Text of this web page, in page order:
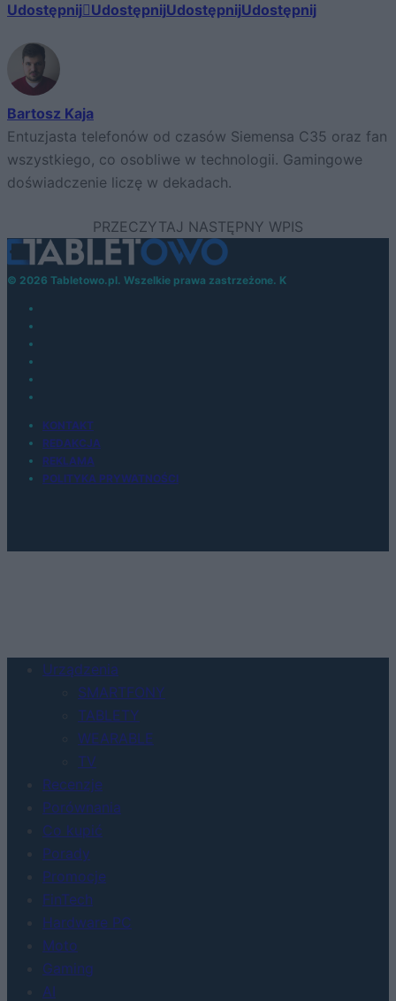
Udostępnij UdostępnijUdostępnijUdostępnij
Bartosz Kaja
Entuzjasta telefonów od czasów Siemensa C35 oraz fan
wszystkiego, co osobliwe w technologii. Gamingowe
doświadczenie liczę w dekadach.
© 2026 Tabletowo.pl. Wszelkie prawa zastrzeżone. K
KONTAKT
REDAKCJA
REKLAMA
POLITYKA PRYWATNOŚCI
Urządzenia
SMARTFONY
TABLETY
WEARABLE
TV
Recenzje
Porównania
Co kupić
Porady
Promocje
FinTech
Hardware PC
Moto
Gaming
AI